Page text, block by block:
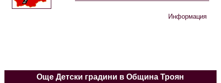
Информация
Още Детски градини в Община Троян